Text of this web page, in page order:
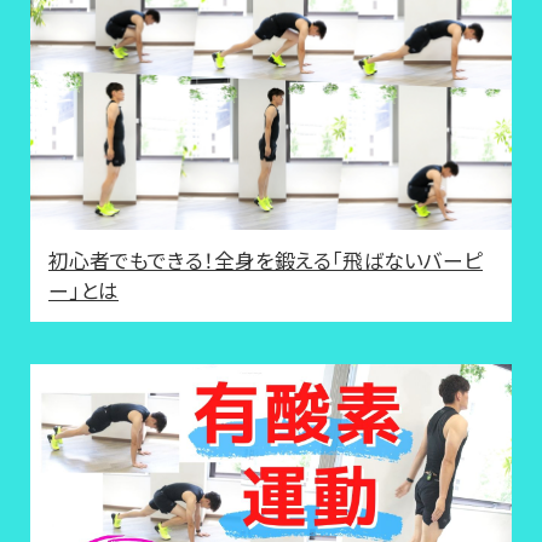
初心者でもできる！全身を鍛える「飛ばないバーピ
ー」とは